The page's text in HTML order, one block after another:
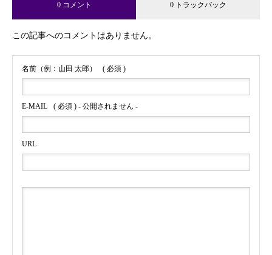
0 コメント 0 トラックバック
この記事へのコメントはありません。
名前（例：山田 太郎） ( 必須 )
E-MAIL ( 必須 ) - 公開されません -
URL